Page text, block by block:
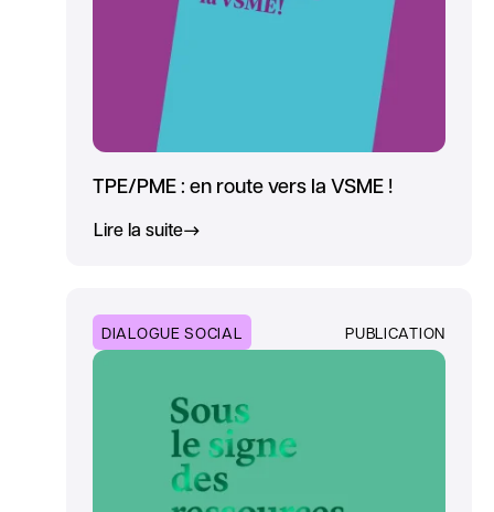
TPE/PME : en route vers la VSME !
Lire la suite
DIALOGUE SOCIAL PUBLICATION